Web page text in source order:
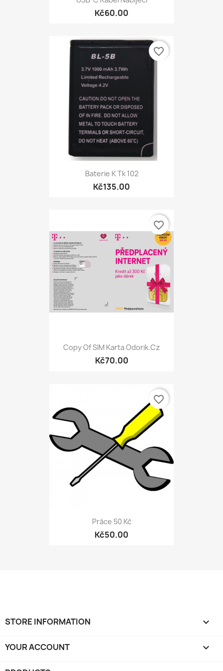
Kč60.00
Baterie K Tk 102
Kč135.00
favorite_border
Copy Of SIM Karta Odorik.cz
Kč70.00
favorite_border
Práce 50 Kč
Kč50.00
favorite_border
STORE INFORMATION keyboard_arrow_down
YOUR ACCOUNT 